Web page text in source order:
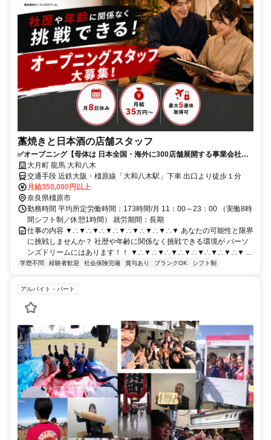
藁焼きと日本酒の店舗スタッフ
✅️オープニング【母体は 日本全国・海外に300店舗展開する事業会社】
✅️あなたの可能性と限界に挑戦しませんか？
大月町 龍馬 大和八木
交通手段 近鉄大阪・橿原線「大和八木駅」下車 出口より徒歩１分
月給350,000円以上
奈良県橿原市
勤務時間 平均所定労働時間：173時間/月 11：00～23：00 （実働8時
間シフト制／休憩1時間） 就労期間：長期
仕事の内容 ▼∴▼∴▼∴▼∴▼∴▼∴▼∴▼∴▼ あなたの可能性と限界
に挑戦しませんか？ 社歴や年齢に関係なく挑戦できる環境が パーソ
ンズドリームにはあります！！ ▼∴▼∴▼∴▼∴▼∴▼∴▼∴▼∴▼ ...
学歴不問 経験者歓迎 社会保険完備 賞与あり ブランクOK シフト制
アルバイト・パート